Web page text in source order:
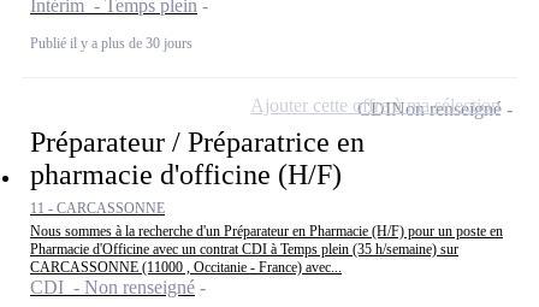
Intérim - Temps plein
Publié il y a plus de 30 jours
Préparateur / Préparatrice en
pharmacie d'officine (H/F)
11 - CARCASSONNE
Nous sommes à la recherche d'un Préparateur en Pharmacie (H/F) pour un poste en
Pharmacie d'Officine avec un contrat CDI à Temps plein (35 h/semaine) sur
CARCASSONNE (11000 , Occitanie - France) avec...
CDI - Non renseigné
CDINon renseigné
Ajouter cette offre à ma sélection